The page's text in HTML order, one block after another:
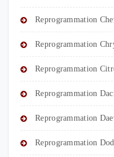
Reprogrammation
Reprogrammation
Reprogrammation
Reprogrammation
Reprogrammation
Reprogrammation